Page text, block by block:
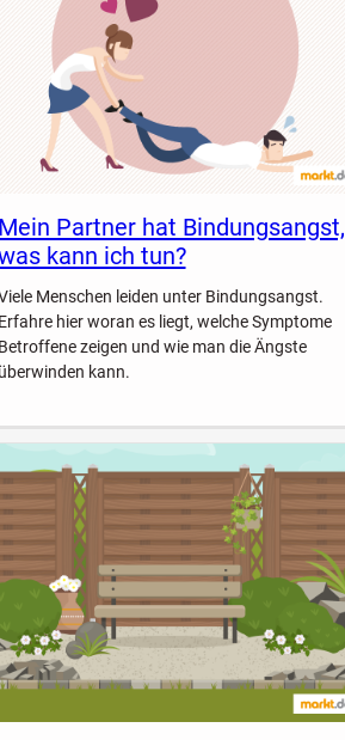
Mein Partner hat Bindungsangst,
kann ich tun?
Menschen leiden unter Bindungsangst.
Erfahre hier woran es liegt, welche Symptome
Betroffene zeigen und wie man die Ängste
überwinden kann.